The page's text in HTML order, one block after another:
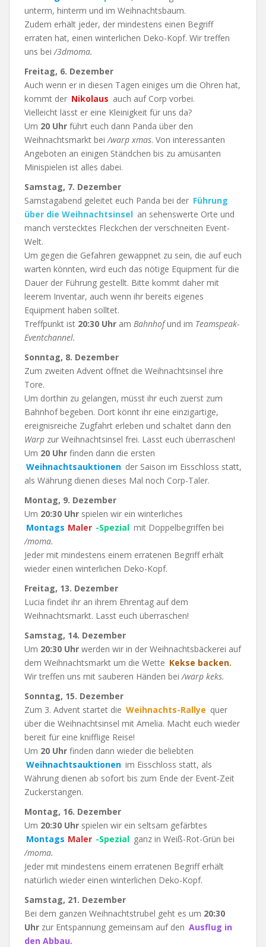
unterm, hinterm und im Weihnachtsbaum.
Zudem erhält jeder, der mindestens einen Begriff
erraten hat, einen winterlichen Deko-Kopf. Wir treffen
uns bei /3dmoma.
Freitag, 6. Dezember
Auch wenn er in diesen Tagen einiges um die Ohren hat,
kommt der Nikolaus auch auf Corp vorbei.
Vielleicht lässt er eine Kleinigkeit für uns da?
Um 20 Uhr führt euch dann Panda über den
Weihnachtsmarkt bei /warp xmas. Von interessanten
Angeboten an einigen Ständchen bis zu amüsanten
Minispielen ist alles dabei.
Samstag, 7. Dezember
Samstagabend geleitet euch Panda bei der Führung
über die Weihnachtsinsel an sehenswerte Orte und
manch verstecktes Fleckchen der verschneiten Event-
Welt.
Um gegen die Gefahren gewappnet zu sein, die auf euch
warten könnten, wird euch das nötige Equipment für die
Dauer der Führung gestellt. Bitte kommt daher mit
leerem Inventar, auch wenn ihr bereits eigenes
Equipment haben solltet.
Treffpunkt ist 20:30 Uhr am Bahnhofund im Teamspeak-
Eventchannel.
Sonntag, 8. Dezember
Zum zweiten Advent öffnet die Weihnachtsinsel ihre
Tore.
Um dorthin zu gelangen, müsst ihr euch zuerst zum
Bahnhof begeben. Dort könnt ihr eine einzigartige,
ereignisreiche Zugfahrt erleben und schaltet dann den
Warp zur Weihnachtsinsel frei. Lasst euch überraschen!
Um 20 Uhr finden dann die ersten
Weihnachtsauktionen der Saison im Eisschloss statt,
als Währung dienen dieses Mal noch Corp-Taler.
Montag, 9. Dezember
Um 20:30 Uhr spielen wir ein winterliches
Montags Maler -Spezial mit Doppelbegriffen bei
/moma.
Jeder mit mindestens einem erratenen Begriff erhält
wieder einen winterlichen Deko-Kopf.
Freitag, 13. Dezember
Lucia findet ihr an ihrem Ehrentag auf dem
Weihnachtsmarkt. Lasst euch überraschen!
Samstag, 14. Dezember
Um 20:30 Uhr werden wir in der Weihnachtsbäckerei auf
dem Weihnachtsmarkt um die Wette Kekse backen.
Wir treffen uns mit sauberen Händen bei /warp keks.
Sonntag, 15. Dezember
Zum 3. Advent startet die Weihnachts-Rallye quer
über die Weihnachtsinsel mit Amelia. Macht euch wieder
bereit für eine knifflige Reise!
Um 20 Uhr finden dann wieder die beliebten
Weihnachtsauktionen im Eisschloss statt, als
Währung dienen ab sofort bis zum Ende der Event-Zeit
Zuckerstangen.
Montag, 16. Dezember
Um 20:30 Uhr spielen wir ein seltsam gefärbtes
Montags Maler -Spezial ganz in Weiß-Rot-Grün bei
/moma.
Jeder mit mindestens einem erratenen Begriff erhält
natürlich wieder einen winterlichen Deko-Kopf.
Samstag, 21. Dezember
Bei dem ganzen Weihnachtstrubel geht es um 20:30
Uhr zur Entspannung gemeinsam auf den Ausflug in
den Abbau.